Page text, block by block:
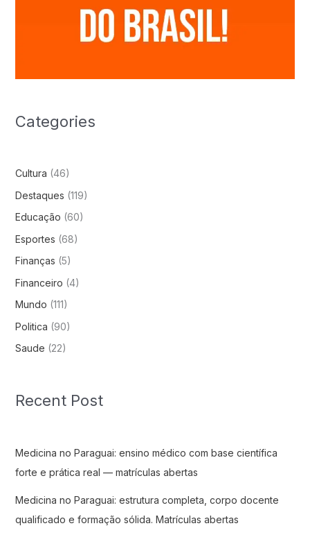
Categories
Cultura (46)
Destaques (119)
Educação (60)
Esportes (68)
Finanças (5)
Financeiro (4)
Mundo (111)
Politica (90)
Saude (22)
Recent Post
Medicina no Paraguai: ensino médico com base científica
forte e prática real — matrículas abertas
Medicina no Paraguai: estrutura completa, corpo docente
qualificado e formação sólida. Matrículas abertas